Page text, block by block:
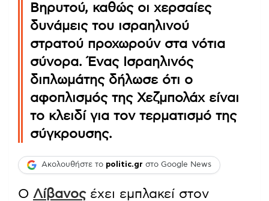
Βηρυτού, καθώς οι χερσαίες
δυνάμεις του ισραηλινού
στρατού προχωρούν στα νότια
σύνορα. Ένας Ισραηλινός
διπλωμάτης δήλωσε ότι ο
αφοπλισμός της Χεζμπολάχ είναι
το κλειδί για τον τερματισμό της
σύγκρουσης.
Ακολουθήστε το politic.gr στο Google News
Ο Λίβανοςέχει εμπλακεί στον